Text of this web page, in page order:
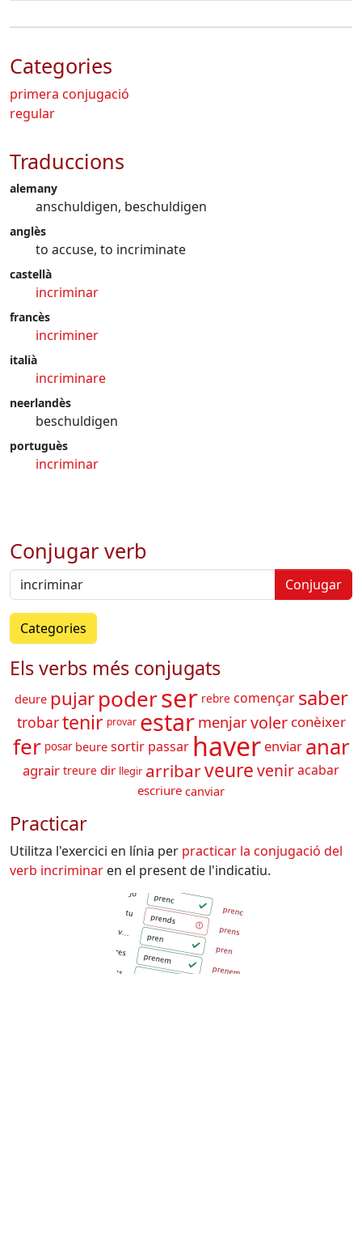
Categories
primera conjugació
regular
Traduccions
alemany
anschuldigen, beschuldigen
anglès
to accuse, to incriminate
castellà
incriminar
francès
incriminer
italià
incriminare
neerlandès
beschuldigen
portuguès
incriminar
Conjugar verb
Conjugar
Categories
Els verbs més conjugats
deure pujar poderser rebre començar saber
trobartenir provar estar menjarvoler conèixer
fer posar beure sortir passar haver enviar anar
agrair treure dir llegir arribarveureveniracabar
escriure canviar
Practicar
Utilitza l'exercici en línia per practicar la conjugació del
verb incriminar en el present de l'indicatiu.